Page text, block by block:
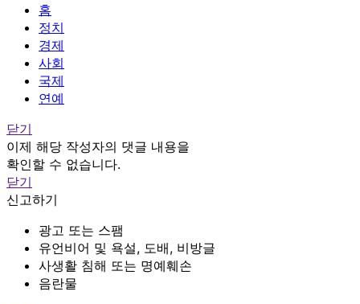
홈
정치
경제
사회
국제
연예
닫기
이제 해당 작성자의 댓글 내용을
확인할 수 없습니다.
닫기
신고하기
광고 또는 스팸
유언비어 및 욕설, 도배, 비방글
사생활 침해 또는 명예훼손
음란물